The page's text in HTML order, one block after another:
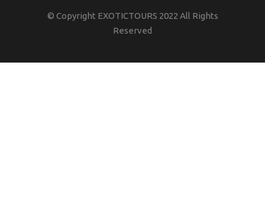
© Copyright EXOTICTOURS 2022 All Rights
Reserved